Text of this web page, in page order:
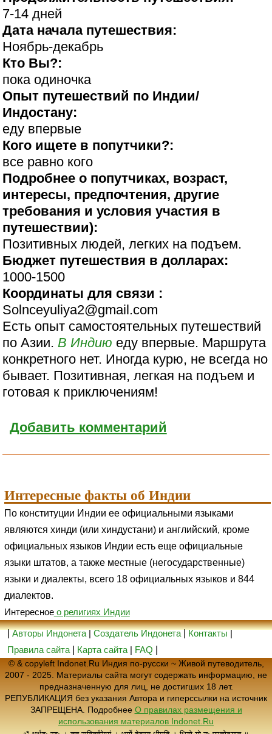
7-14 дней
Дата начала путешествия:
Ноябрь-декабрь
Кто Вы?:
пока одиночка
Опыт путешествий по Индии/
Индостану:
еду впервые
Кого ищете в попутчики?:
все равно кого
Подробнее о попутчиках, возраст,
интересы, предпочтения, другие
требования и условия участия в
путешествии):
Позитивных людей, легких на подъем.
Бюджет путешествия в долларах:
1000-1500
Координаты для связи :
Solnceyuliya2@gmail.com
Есть опыт самостоятельных путешествий
по Азии.В Индию еду впервые. Маршрута
конкретного нет. Иногда курю, не всегда но
бывает. Позитивная, легкая на подъем и
готовая к приключениям!
Добавить комментарий
Интересные факты об Индии
По конституции Индии ее официальными языками
являются хинди (или хиндустани) и английский, кроме
официальных языков Индии есть еще официальные
языки штатов, а также местные (негосударственные)
языки и диалекты, всего 18 официальных языков и 844
диалектов.
Интересноео религиях Индии
|Авторы Индонета|Создатель Индонета|Контакты|
Правила сайта
Карта сайта | FAQ
© & copyleft Indonet.Ru Индия по-русски ~ Живой путеводитель,
2007 - 2025. Материалы сайта могут содержать информацию, не
предназначенную для лиц, не достигших 18 лет.
РЕПУБЛИКАЦИЯ без указания Автора и гиперссылки на источник
ЗАПРЕЩЕНА. Подробнее О правилах размещения и
использования материалов Indonet.Ru